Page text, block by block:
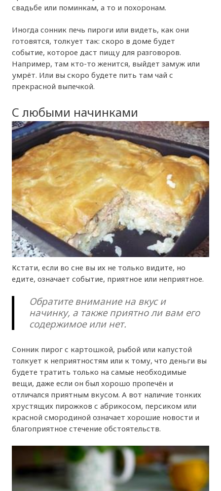
свадьбе или поминкам, а то и похоронам.
Иногда сонник печь пироги или видеть, как они
готовятся, толкует так: скоро в доме будет
событие, которое даст пищу для разговоров.
Например, там кто-то женится, выйдет замуж или
умрёт. Или вы скоро будете пить там чай с
прекрасной выпечкой.
С любыми начинками
Кстати, если во сне вы их не только видите, но
едите, означает событие, приятное или неприятное.
Обратите внимание на вкус и
начинку, а также приятно ли вам его
содержимое или нет.
Сонник пирог с картошкой, рыбой или капустой
толкует к неприятностям или к тому, что деньги вы
будете тратить только на самые необходимые
вещи, даже если он был хорошо пропечён и
отличался приятным вкусом. А вот наличие тонких
хрустящих пирожков с абрикосом, персиком или
красной смородиной означает хорошие новости и
благоприятное стечение обстоятельств.